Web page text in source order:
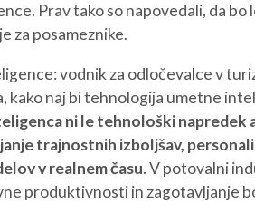
Prav tako so napovedali, da bo
za posameznike.
vodnik za odločevalce v
kako naj bi tehnologija umetne
ni le tehnološki napredek
trajnostnih izboljšav,
v realnem času. V potovalni
produktivnosti in zagotavljanje